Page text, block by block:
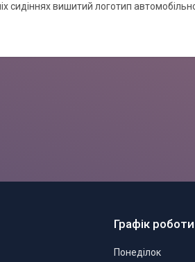
сидіннях вишитий логотип
Графік роботи
Понеділок